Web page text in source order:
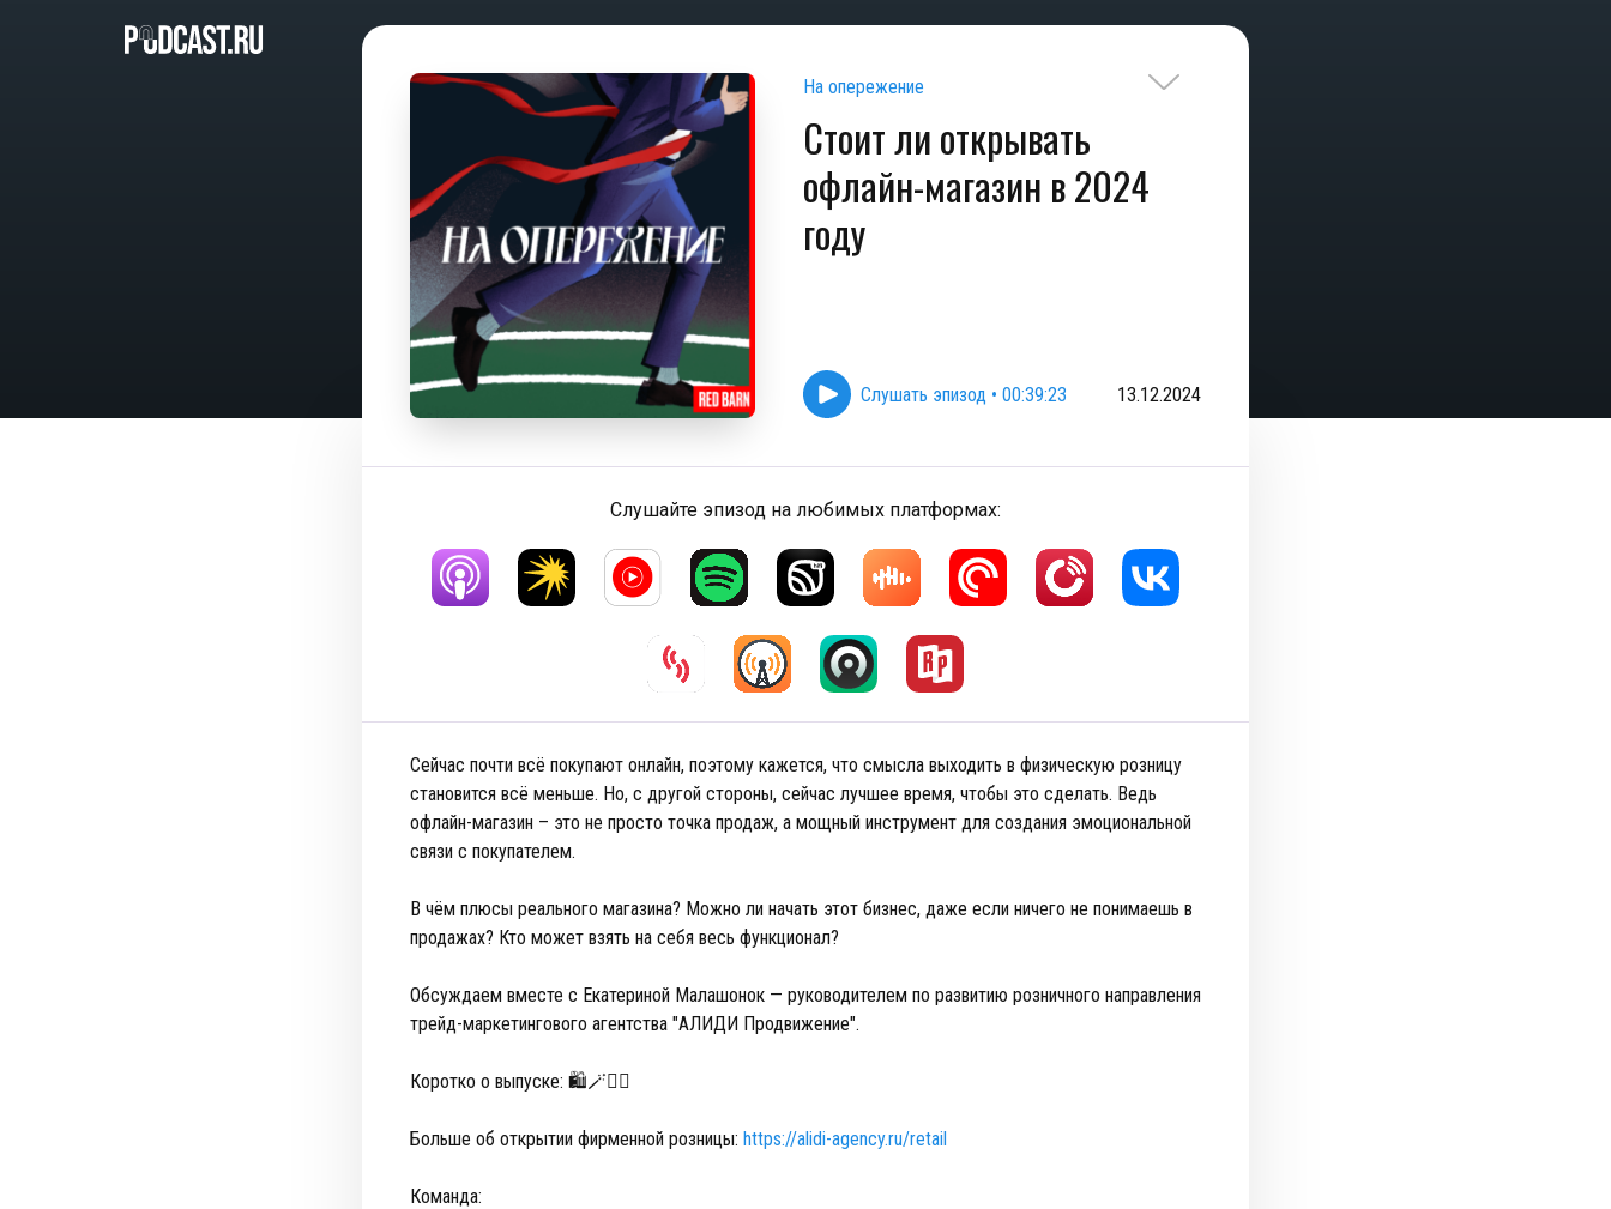
На опережение
Стоит ли открывать
офлайн-магазин в 2024
году
Слушать эпизод • 00:39:23 13.12.2024
Слушайте эпизод на любимых платформах:
Сейчас почти всё покупают онлайн, поэтому кажется, что смысла выходить в физическую розницу
становится всё меньше. Но, с другой стороны, сейчас лучшее время, чтобы это сделать. Ведь
офлайн-магазин – это не просто точка продаж, а мощный инструмент для создания эмоциональной
связи с покупателем.
В чём плюсы реального магазина? Можно ли начать этот бизнес, даже если ничего не понимаешь в
продажах? Кто может взять на себя весь функционал?
Обсуждаем вместе с Екатериной Малашонок — руководителем по развитию розничного направления
трейд-маркетингового агентства "АЛИДИ Продвижение".
Коротко о выпуске: 🛍🪄🦸‍♀️
Больше об открытии фирменной розницы: https://alidi-agency.ru/retail
Команда: